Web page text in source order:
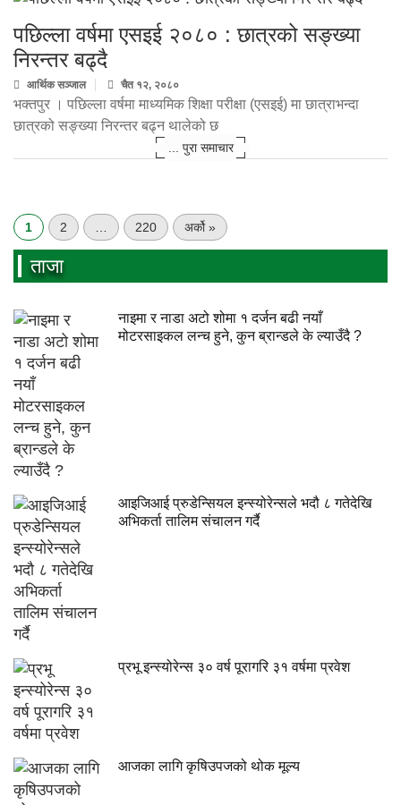
पछिल्ला वर्षमा एसइई २०८० : छात्रको सङ्ख्या
निरन्तर बढ्दै
आर्थिक सञ्जाल चैत १२, २०८०
भक्तपुर । पछिल्ला वर्षमा माध्यमिक शिक्षा परीक्षा (एसइई) मा छात्राभन्दा
छात्रको सङ्ख्या निरन्तर बढ्न थालेको छ
... पुरा समाचार
1 2 … 220 अर्को »
ताजा
नाइमा र नाडा अटो शोमा १ दर्जन बढी नयाँ
मोटरसाइकल लन्च हुने, कुन ब्रान्डले के ल्याउँदै ?
आइजिआई प्रुडेन्सियल इन्स्योरेन्सले भदौ ८ गतेदेखि
अभिकर्ता तालिम संचालन गर्दै
प्रभू इन्स्योरेन्स ३० वर्ष पूरागरि ३१ वर्षमा प्रवेश
आजका लागि कृषिउपजको थोक मूल्य